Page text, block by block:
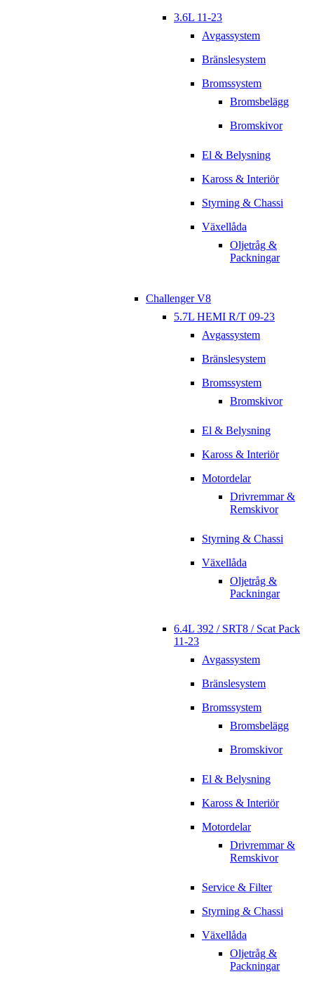
3.6L 11-23
Avgassystem
Bränslesystem
Bromssystem
Bromsbelägg
Bromskivor
El & Belysning
Kaross & Interiör
Styrning & Chassi
Växellåda
Oljetråg &
Packningar
Challenger V8
5.7L HEMI R/T 09-23
Avgassystem
Bränslesystem
Bromssystem
Bromskivor
El & Belysning
Kaross & Interiör
Motordelar
Drivremmar &
Remskivor
Styrning & Chassi
Växellåda
Oljetråg &
Packningar
6.4L 392 / SRT8 / Scat Pack
11-23
Avgassystem
Bränslesystem
Bromssystem
Bromsbelägg
Bromskivor
El & Belysning
Kaross & Interiör
Motordelar
Drivremmar &
Remskivor
Service & Filter
Styrning & Chassi
Växellåda
Oljetråg &
Packningar